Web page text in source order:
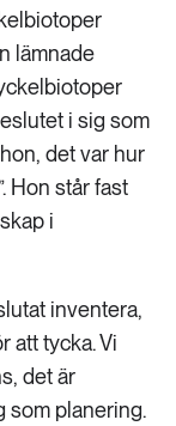
lämnade
i sig som
det var hur
Hon står fast
i
inventera,
att tycka. Vi
det är
som planering.